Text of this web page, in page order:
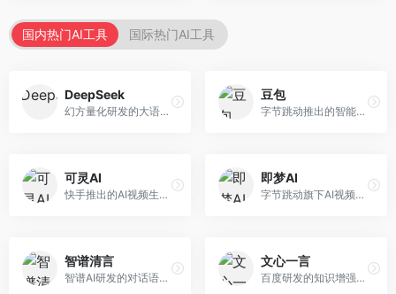
国内热门AI工具 国际热门AI工具
DeepSeek
幻方量化研发的大语言模型平台，专注于深度推理和代码生成能力。面向开发者、研究人员和技术爱好者，提供强大的逻辑推理和数学计算功能，开源生态完善，API接口友好。
豆包
字节跳动推出的智能对话助手平台，提供文本创作、知识问答、英语学习等多种AI服务。面向普通用户和内容创作者，支持多轮对话和文件解析，免费使用，响应速度快，中文理解能力强。
可灵AI
快手推出的AI视频生成平台，支持文生视频和图生视频，可生成长达2分钟的高质量视频内容。面向短视频创作者和营销人员，操作简便，生成效果逼真，适合商业推广和创意表达。
即梦AI
字节跳动旗下AI视频创作平台，支持多模态内容生成。面向内容创作者和营销人员，提供文生视频、图生视频、智能剪辑等功能，中文理解能力强，创作效率高。
智谱清言
智谱AI研发的对话语言模型，支持中英双语交互。面向中文用户和开发者，提供知识问答、代码编写、文档解读等服务，开源生态完善，学术研究背景深厚。
文心一言
百度研发的知识增强大语言模型，深度融合百度知识图谱和搜索能力。面向中文用户，提供知识问答、文本创作、逻辑推理等服务，中文语境理解准确，知识覆盖面广。